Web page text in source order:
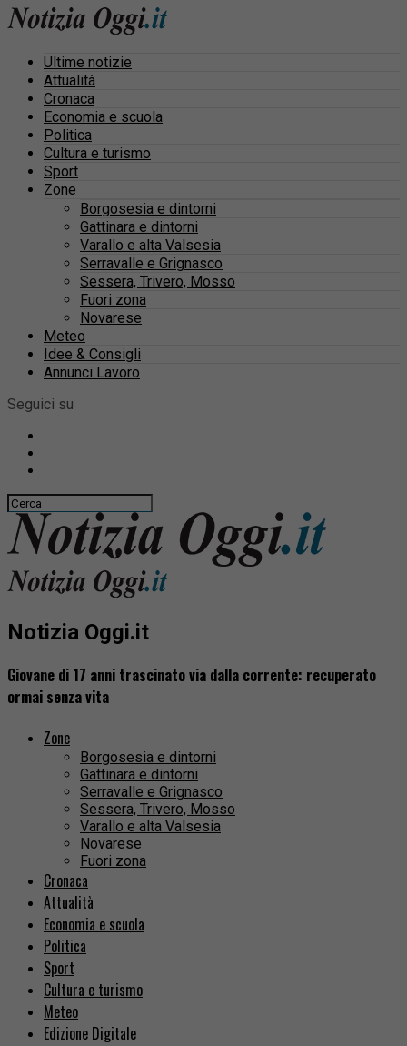
Ultime notizie
Attualità
Cronaca
Economia e scuola
Politica
Cultura e turismo
Sport
Zone
Borgosesia e dintorni
Gattinara e dintorni
Varallo e alta Valsesia
Serravalle e Grignasco
Sessera, Trivero, Mosso
Fuori zona
Novarese
Meteo
Idee & Consigli
Annunci Lavoro
Seguici su
Notizia Oggi.it
Giovane di 17 anni trascinato via dalla corrente: recuperato
ormai senza vita
Zone
Borgosesia e dintorni
Gattinara e dintorni
Serravalle e Grignasco
Sessera, Trivero, Mosso
Varallo e alta Valsesia
Novarese
Fuori zona
Cronaca
Attualità
Economia e scuola
Politica
Sport
Cultura e turismo
Meteo
Edizione Digitale